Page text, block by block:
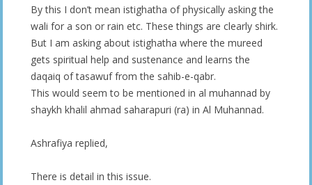
By this I don’t mean istighatha of physically asking the
wali for a son or rain etc. These things are clearly shirk.
But I am asking about istighatha where the mureed
gets spiritual help and sustenance and learns the
daqaiq of tasawuf from the sahib-e-qabr.
This would seem to be mentioned in al muhannad by
shaykh khalil ahmad saharapuri (ra) in Al Muhannad.
Ashrafiya replied,
There is detail in this issue.